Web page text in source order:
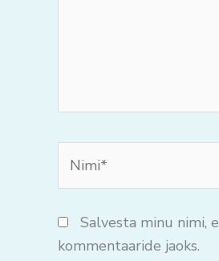
Salvesta minu nimi,
kommentaaride jaoks.